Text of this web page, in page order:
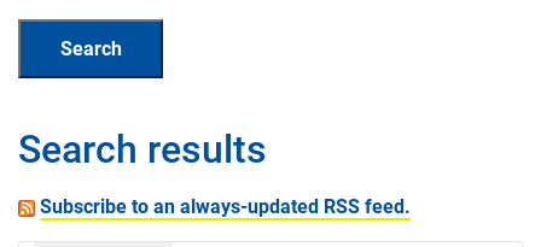
Search results
Subscribe to an always-updated RSS feed.